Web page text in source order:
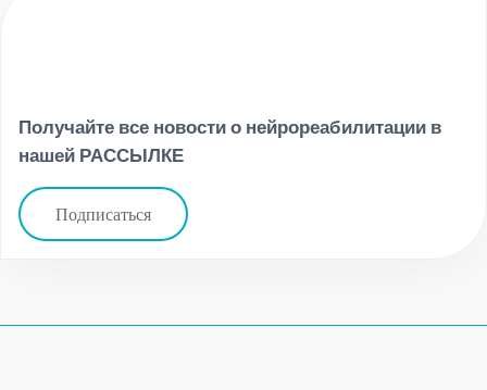
Получайте все новости о нейрореабилитации в
нашей РАССЫЛКЕ
Подписаться